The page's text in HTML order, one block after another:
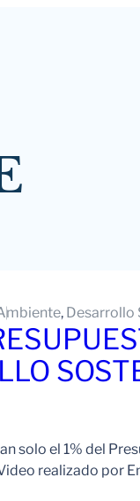
, Desarrollo
solo el 1% del
realizado por